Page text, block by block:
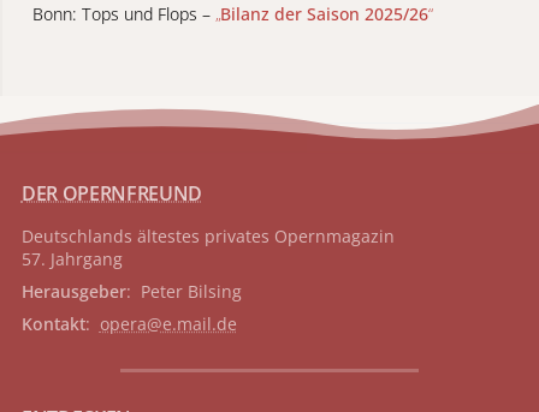
Bonn: Tops und Flops – „Bilanz der Saison 2025/26“
DER OPERNFREUND
Deutschlands ältestes privates Opernmagazin
57. Jahrgang
Herausgeber: Peter Bilsing
Kontakt: opera@e.mail.de